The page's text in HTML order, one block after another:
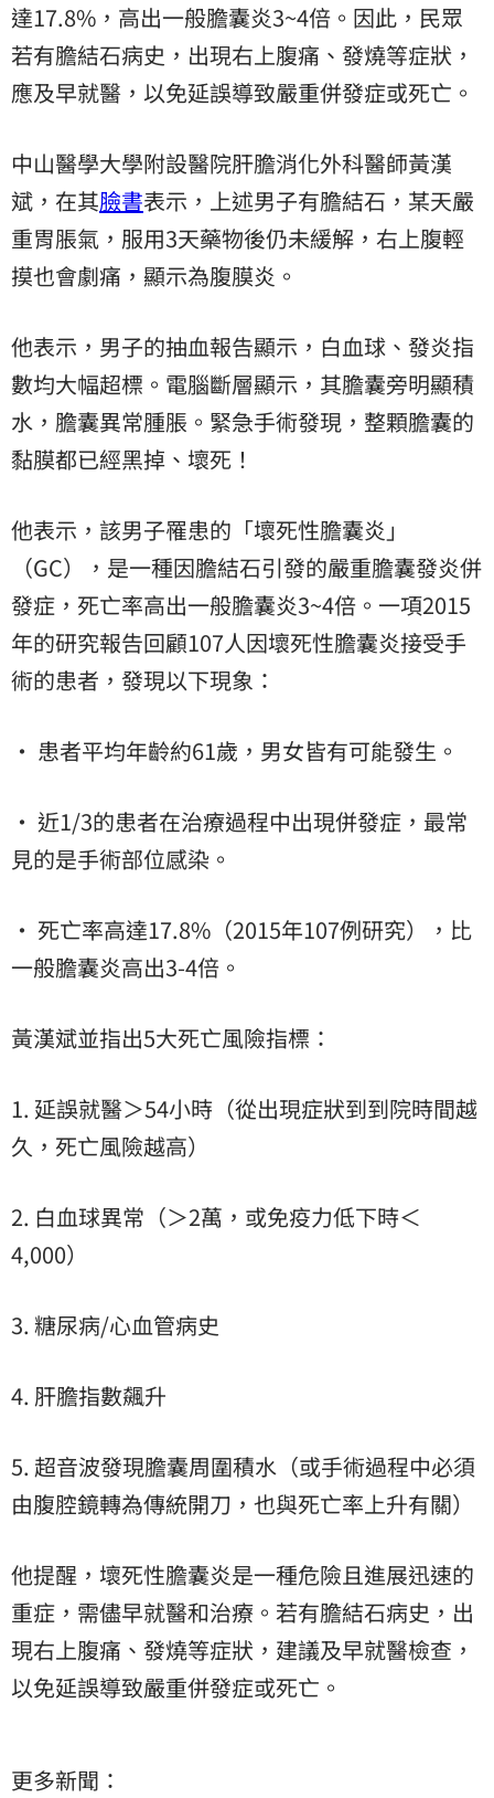
達17.8%，高出一般膽囊炎3~4倍。因此，民眾
若有膽結石病史，出現右上腹痛、發燒等症狀，
應及早就醫，以免延誤導致嚴重併發症或死亡。
中山醫學大學附設醫院肝膽消化外科醫師黃漢
斌，在其臉書表示，上述男子有膽結石，某天嚴
重胃脹氣，服用3天藥物後仍未緩解，右上腹輕
摸也會劇痛，顯示為腹膜炎。
他表示，男子的抽血報告顯示，白血球、發炎指
數均大幅超標。電腦斷層顯示，其膽囊旁明顯積
水，膽囊異常腫脹。緊急手術發現，整顆膽囊的
黏膜都已經黑掉、壞死！
他表示，該男子罹患的「壞死性膽囊炎」
（GC），是一種因膽結石引發的嚴重膽囊發炎併
發症，死亡率高出一般膽囊炎3~4倍。一項2015
年的研究報告回顧107人因壞死性膽囊炎接受手
術的患者，發現以下現象：
• 患者平均年齡約61歲，男女皆有可能發生。
• 近1/3的患者在治療過程中出現併發症，最常
見的是手術部位感染。
• 死亡率高達17.8%（2015年107例研究），比
一般膽囊炎高出3-4倍。
黃漢斌並指出5大死亡風險指標：
1. 延誤就醫＞54小時（從出現症狀到到院時間越
久，死亡風險越高）
2. 白血球異常（＞2萬，或免疫力低下時＜
4,000）
3. 糖尿病/心血管病史
4. 肝膽指數飆升
5. 超音波發現膽囊周圍積水（或手術過程中必須
由腹腔鏡轉為傳統開刀，也與死亡率上升有關）
他提醒，壞死性膽囊炎是一種危險且進展迅速的
重症，需儘早就醫和治療。若有膽結石病史，出
現右上腹痛、發燒等症狀，建議及早就醫檢查，
以免延誤導致嚴重併發症或死亡。
更多新聞：